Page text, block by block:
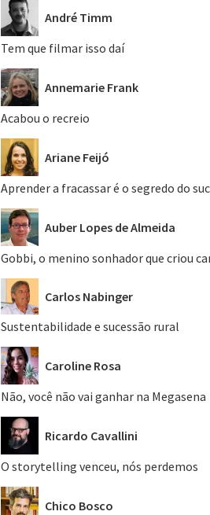
André Timm
Tem que filmar isso daí
Annemarie Frank
Acabou o recreio
Ariane Feijó
Aprender a fracassar é o segredo do
Auber Lopes de Almeida
Gobbi, o menino sonhador que criou
Carlos Nabinger
Sustentabilidade e sucessão rural
Caroline Rosa
Não, você não vai ganhar na Megasena
Ricardo Cavallini
O storytelling venceu, nós perdemos
Chico Bosco